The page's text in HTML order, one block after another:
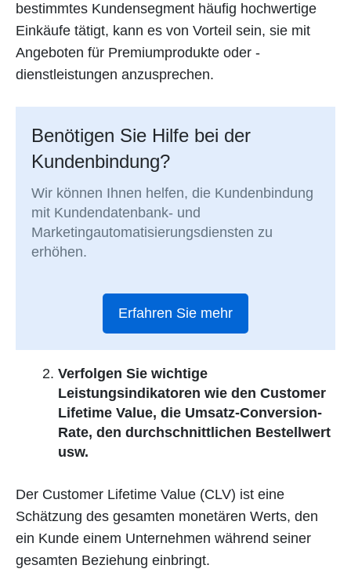
bestimmtes Kundensegment häufig hochwertige
Einkäufe tätigt, kann es von Vorteil sein, sie mit
Angeboten für Premiumprodukte oder -
dienstleistungen anzusprechen.
Benötigen Sie Hilfe bei der
Kundenbindung?
Wir können Ihnen helfen, die Kundenbindung
mit Kundendatenbank- und
Marketingautomatisierungsdiensten zu
erhöhen.
Erfahren Sie mehr
Verfolgen Sie wichtige
Leistungsindikatoren wie den Customer
Lifetime Value, die Umsatz-Conversion-
Rate, den durchschnittlichen Bestellwert
usw.
Der Customer Lifetime Value (CLV) ist eine
Schätzung des gesamten monetären Werts, den
ein Kunde einem Unternehmen während seiner
gesamten Beziehung einbringt.